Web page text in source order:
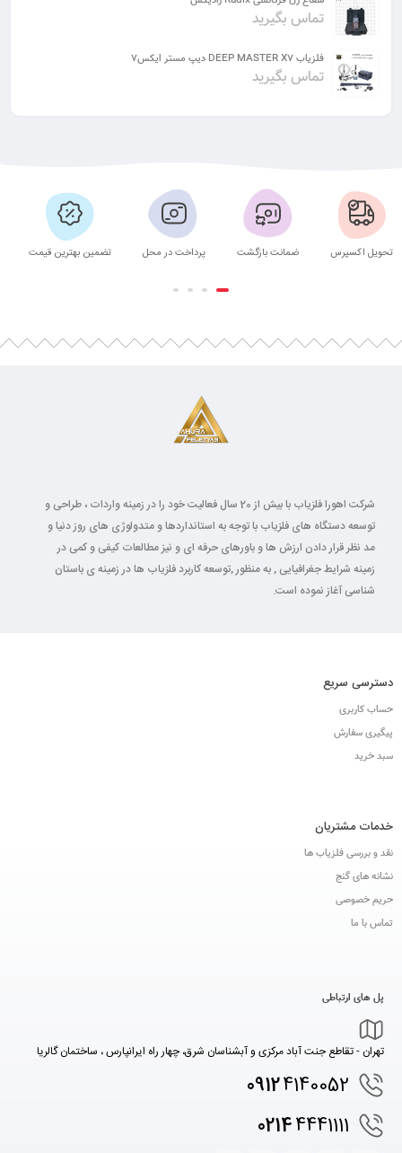
تماس بگیرید
فلزیاب DEEP MASTER X7 دیپ مستر ایکس7
تماس بگیرید
تحویل اکسپرس ضمانت بازگشت پرداخت در محل تضمین بهترین قیمت
شرکت اهورا فلزیاب با بیش از 20 سال فعالیت خود را در زمینه واردات ، طراحی و
توسعه دستگاه های فلزیاب با توجه به استانداردها و متدولوژی های روز دنیا و
مد نظر قرار دادن ارزش ها و باورهای حرفه ای و نیز مطالعات کیفی و کمی در
زمینه شرایط جغرافیایی , به منظور ,توسعه کاربرد فلزیاب ها در زمینه ی باستان
شناسی آغاز نموده است.
دسترسی سریع
حساب کاربری
پیگیری سفارش
سبد خرید
خدمات مشتریان
نقد و بررسی فلزیاب ها
نشانه های گنج
حریم خصوصی
تماس با ما
پل های ارتباطی
تهران - تقاطع جنت آباد مرکزی و آبشناسان شرق، چهار راه ایرانپارس ، ساختمان گالریا
09124140052
02144441111